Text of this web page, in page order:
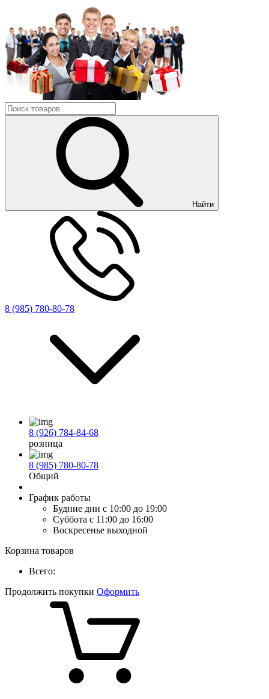
Найти
8 (985) 780-80-78
8 (926) 784-84-68
розница
8 (985) 780-80-78
Общий
График работы
Будние дни с 10:00 до 19:00
Суббота с 11:00 до 16:00
Воскресенье выходной
Корзина товаров
Всего:
Продолжить покупки Оформить